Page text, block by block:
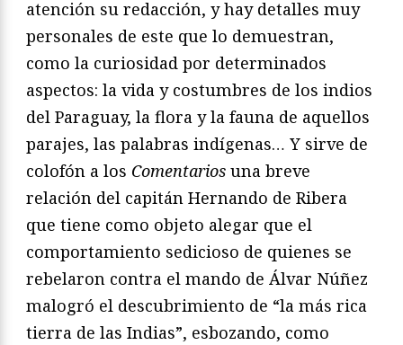
atención su redacción, y hay detalles muy
personales de este que lo demuestran,
como la curiosidad por determinados
aspectos: la vida y costumbres de los indios
del Paraguay, la flora y la fauna de aquellos
parajes, las palabras indígenas… Y sirve de
colofón a los Comentarios una breve
relación del capitán Hernando de Ribera
que tiene como objeto alegar que el
comportamiento sedicioso de quienes se
rebelaron contra el mando de Álvar Núñez
malogró el descubrimiento de “la más rica
tierra de las Indias”, esbozando, como